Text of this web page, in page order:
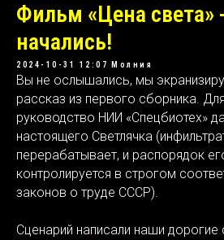
Фильм «Цена света»
начались!
2024-10-31 12:07 Молния
Вы не ослышались, мы
рассказ из первого сборника.
руководство НИИ «Спецбиотех»
настоящего Светлячка
перерабатывает, и распорядок
контролируется в строгом
законов о труде СССР).
Сценарий написали наши дорогие